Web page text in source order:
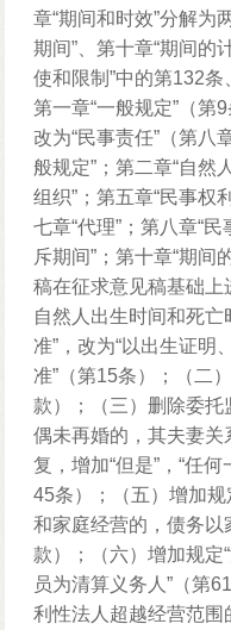
章“期间和时效”分解为
期间”、第十章“期间的
使和限制”中的第132
第一章“一般规定”（第
改为“民事责任”（第八
般规定”；第二章“自然
组织”；第五章“民事权
七章“代理”；第八章“
斥期间”；第十章“期间
稿在征求意见稿基础
自然人出生时间和死亡
准”，改为“以出生证明
准”（第15条）；（二
款）；（三）删除委
偶未再婚的，其夫妻
复，增加“但是”，“任
45条）；（五）增加
和家庭经营的，债务
款）；（六）增加规定
员为清算义务人”（第
利性法人超越经营范